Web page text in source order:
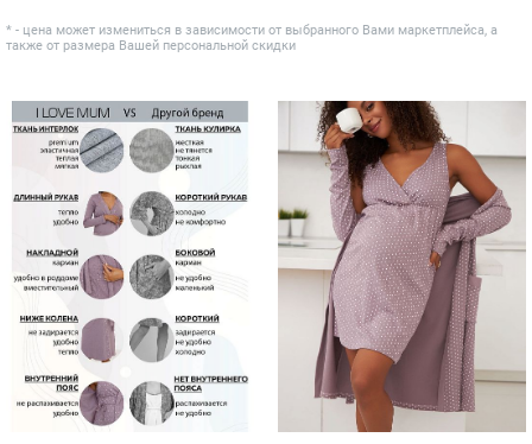
* - цена может измениться в зависимости от выбранного Вами маркетплейса, а
также от размера Вашей персональной скидки